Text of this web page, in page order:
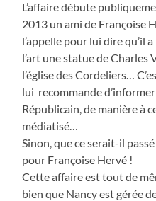
L’affaire débute
2013 un ami de Françoise
l’appelle pour lui dire qu’il
l’art une statue de Charles
l’église des Cordeliers…
lui recommande
Républicain, de manière à
médiatisé…
Sinon, que ce serait-il
pour Françoise Hervé !
Cette affaire est tout de
bien que Nancy est gérée